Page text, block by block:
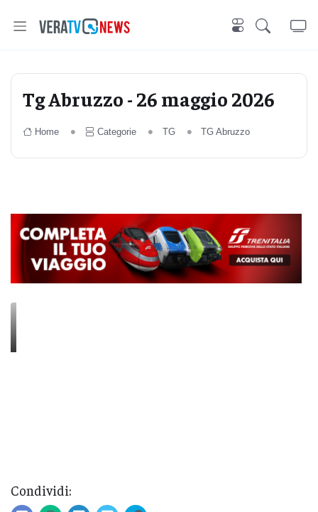
Tg Abruzzo - 26 maggio 2026
Home Categorie TG TG Abruzzo
Condividi: